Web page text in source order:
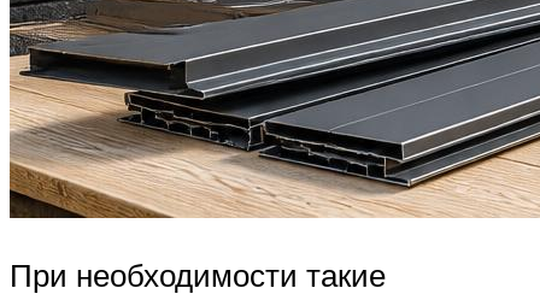
При необходимости такие